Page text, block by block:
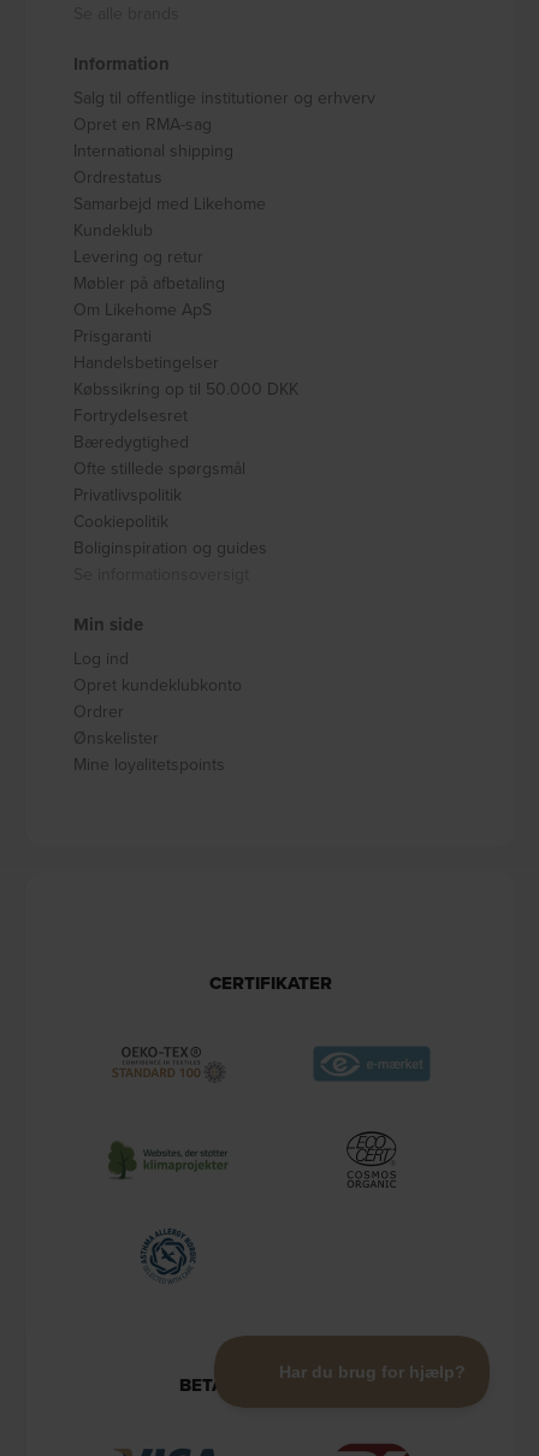
Information
Salg til offentlige institutioner og erhverv
Opret en RMA-sag
International shipping
Ordrestatus
Samarbejd med Likehome
Kundeklub
Levering og retur
Møbler på afbetaling
Om Likehome ApS
Prisgaranti
Handelsbetingelser
Købssikring op til 50.000 DKK
Fortrydelsesret
Bæredygtighed
Ofte stillede spørgsmål
Privatlivspolitik
Cookiepolitik
Boliginspiration og guides
Min side
Log ind
Opret kundeklubkonto
Ordrer
Ønskelister
Mine loyalitetspoints
CERTIFIKATER
BETALINGSMETODER